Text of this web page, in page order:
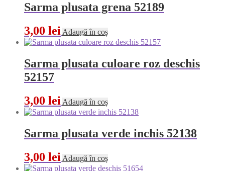
Sarma plusata grena 52189
3,00 lei Adaugă în coș
Sarma plusata culoare roz deschis
52157
3,00 lei Adaugă în coș
Sarma plusata verde inchis 52138
3,00 lei Adaugă în coș